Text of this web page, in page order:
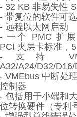
- 32 KB 非易失性
- 带复位的软件可
- 远程以太网启动
- 一个 PMC 扩展
PCI 夹层卡标准，5
- 支持
A32/A24/D32/D16/
- VMEbus 中断处
控制器
- 包括用于小端和
位转换硬件（专利